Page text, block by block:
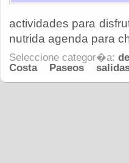
actividades para
nutrida agenda para
Seleccione categor�a:
Costa
Paseos